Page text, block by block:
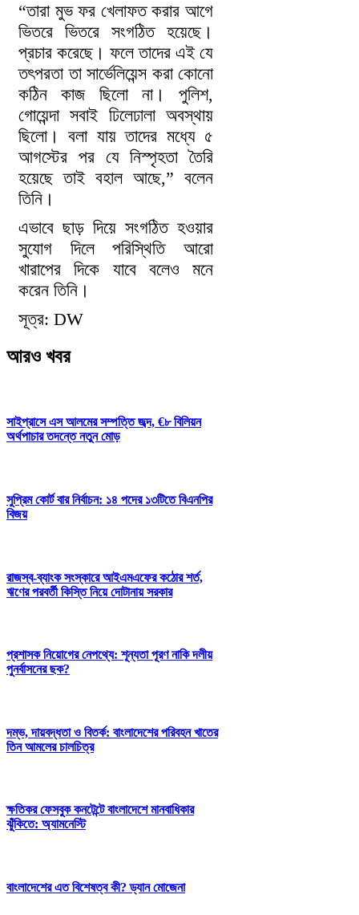
“তারা মুভ ফর খেলাফত করার আগে
ভিতরে ভিতরে সংগঠিত হয়েছে।
প্রচার করেছে। ফলে তাদের এই যে
তৎপরতা তা সার্ভেলিয়েন্স করা কোনো
কঠিন কাজ ছিলো না। পুলিশ,
গোয়েন্দা সবাই ঢিলেঢালা অবস্থায়
ছিলো। বলা যায় তাদের মধ্যে ৫
আগস্টের পর যে নিস্পৃহতা তৈরি
হয়েছে তাই বহাল আছে,” বলেন
তিনি।
এভাবে ছাড় দিয়ে সংগঠিত হওয়ার
সুযোগ দিলে পরিস্থিতি আরো
খারাপের দিকে যাবে বলেও মনে
করেন তিনি।
সূত্র: DW
আরও খবর
সাইপ্রাসে এস আলমের সম্পত্তি জব্দ, €৮ বিলিয়ন
অর্থপাচার তদন্তে নতুন মোড়
সুপ্রিম কোর্ট বার নির্বাচন: ১৪ পদের ১৩টিতে বিএনপির
বিজয়
রাজস্ব-ব্যাংক সংস্কারে আইএমএফের কঠোর শর্ত,
ঋণের পরবর্তী কিস্তি নিয়ে দোটানায় সরকার
প্রশাসক নিয়োগের নেপথ্যে: শূন্যতা পূরণ নাকি দলীয়
পুনর্বাসনের ছক?
দম্ভ, দায়বদ্ধতা ও বিতর্ক: বাংলাদেশের পরিবহন খাতের
তিন আমলের চালচিত্র
ক্ষতিকর ফেসবুক কনটেন্টে বাংলাদেশে মানবাধিকার
ঝুঁকিতে: অ্যামনেস্টি
বাংলাদেশের এত বিশেষত্ব কী? ড্যান মোজেনা